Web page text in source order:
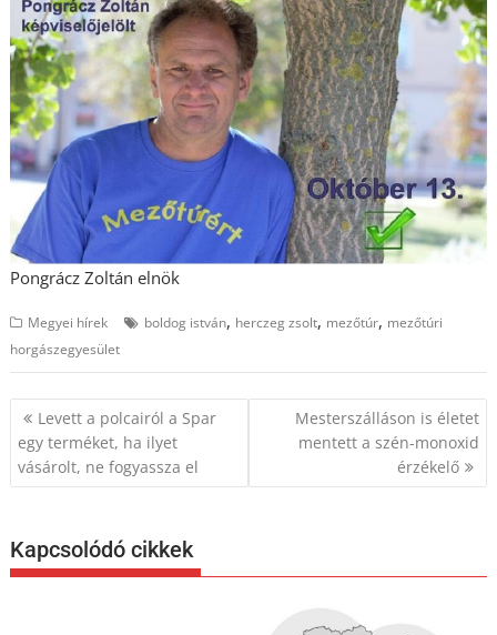
Pongrácz Zoltán elnök
Megyei hírek boldog istván, herczeg zsolt, mezőtúr, mezőtúri
horgászegyesület
Bejegyzés
navigáció
Levett a polcairól a Spar
egy terméket, ha ilyet
vásárolt, ne fogyassza el
Mesterszálláson is életet
mentett a szén-monoxid
érzékelő
Kapcsolódó cikkek